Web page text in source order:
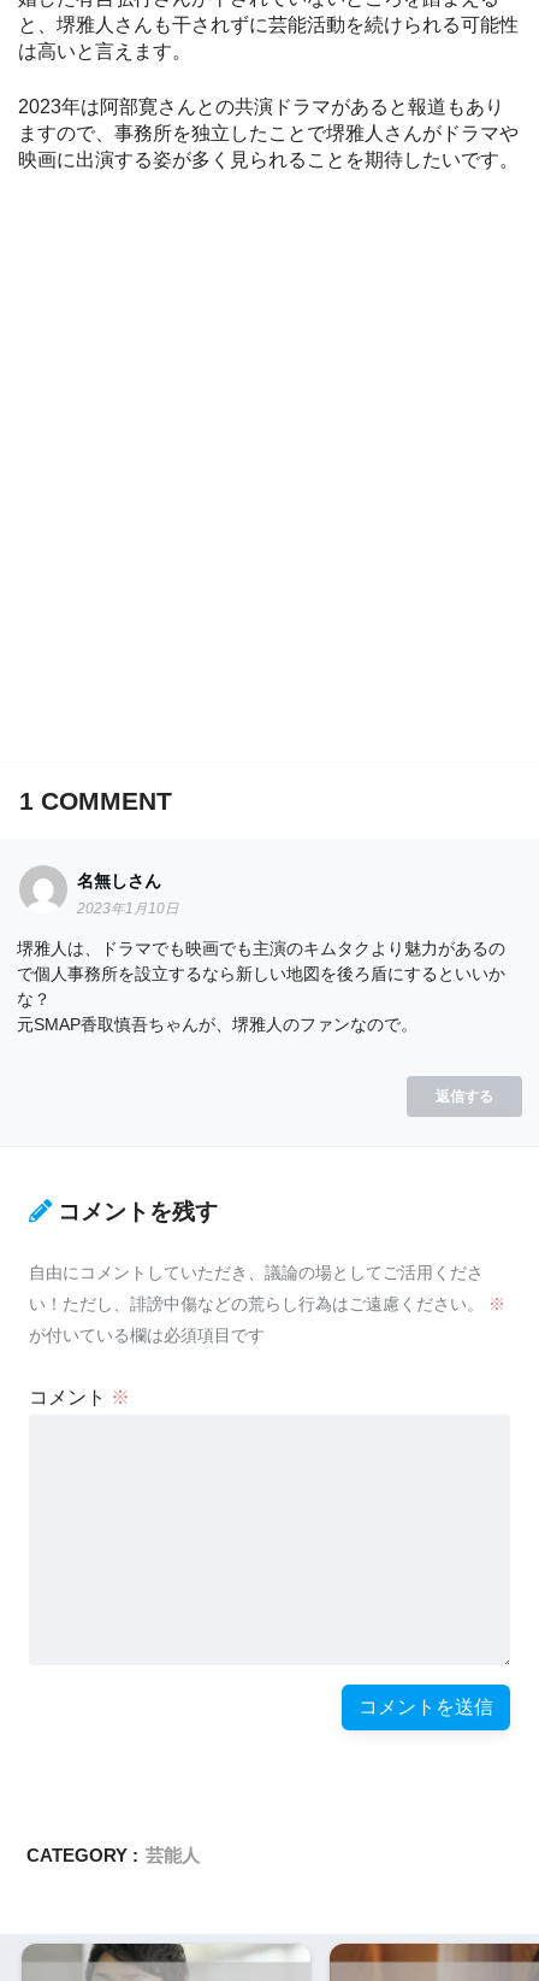
と、堺雅人さんも干されずに芸能活動を続けられる可能性
は高いと言えます。
2023年は阿部寛さんとの共演ドラマがあると報道もあり
ますので、事務所を独立したことで堺雅人さんがドラマや
映画に出演する姿が多く見られることを期待したいです。
1 COMMENT
名無しさん
2023年1月10日
堺雅人は、ドラマでも映画でも主演のキムタクより魅力があるの
で個人事務所を設立するなら新しい地図を後ろ盾にするといいか
な？
元SMAP香取慎吾ちゃんが、堺雅人のファンなので。
返信する
コメントを残す
自由にコメントしていただき、議論の場としてご活用くださ
い！ただし、誹謗中傷などの荒らし行為はご遠慮ください。
※
が付いている欄は必須項目です
コメント ※
CATEGORY : 芸能人